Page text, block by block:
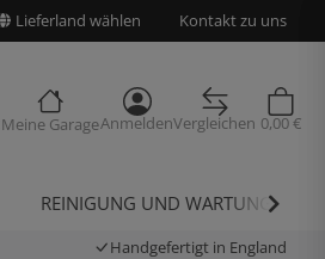
Lieferland wählen Kontakt zu uns
Meine GarageAnmeldenVergleichen 0,00 €
REINIGUNG UND WARTUNG
Handgefertigt in England